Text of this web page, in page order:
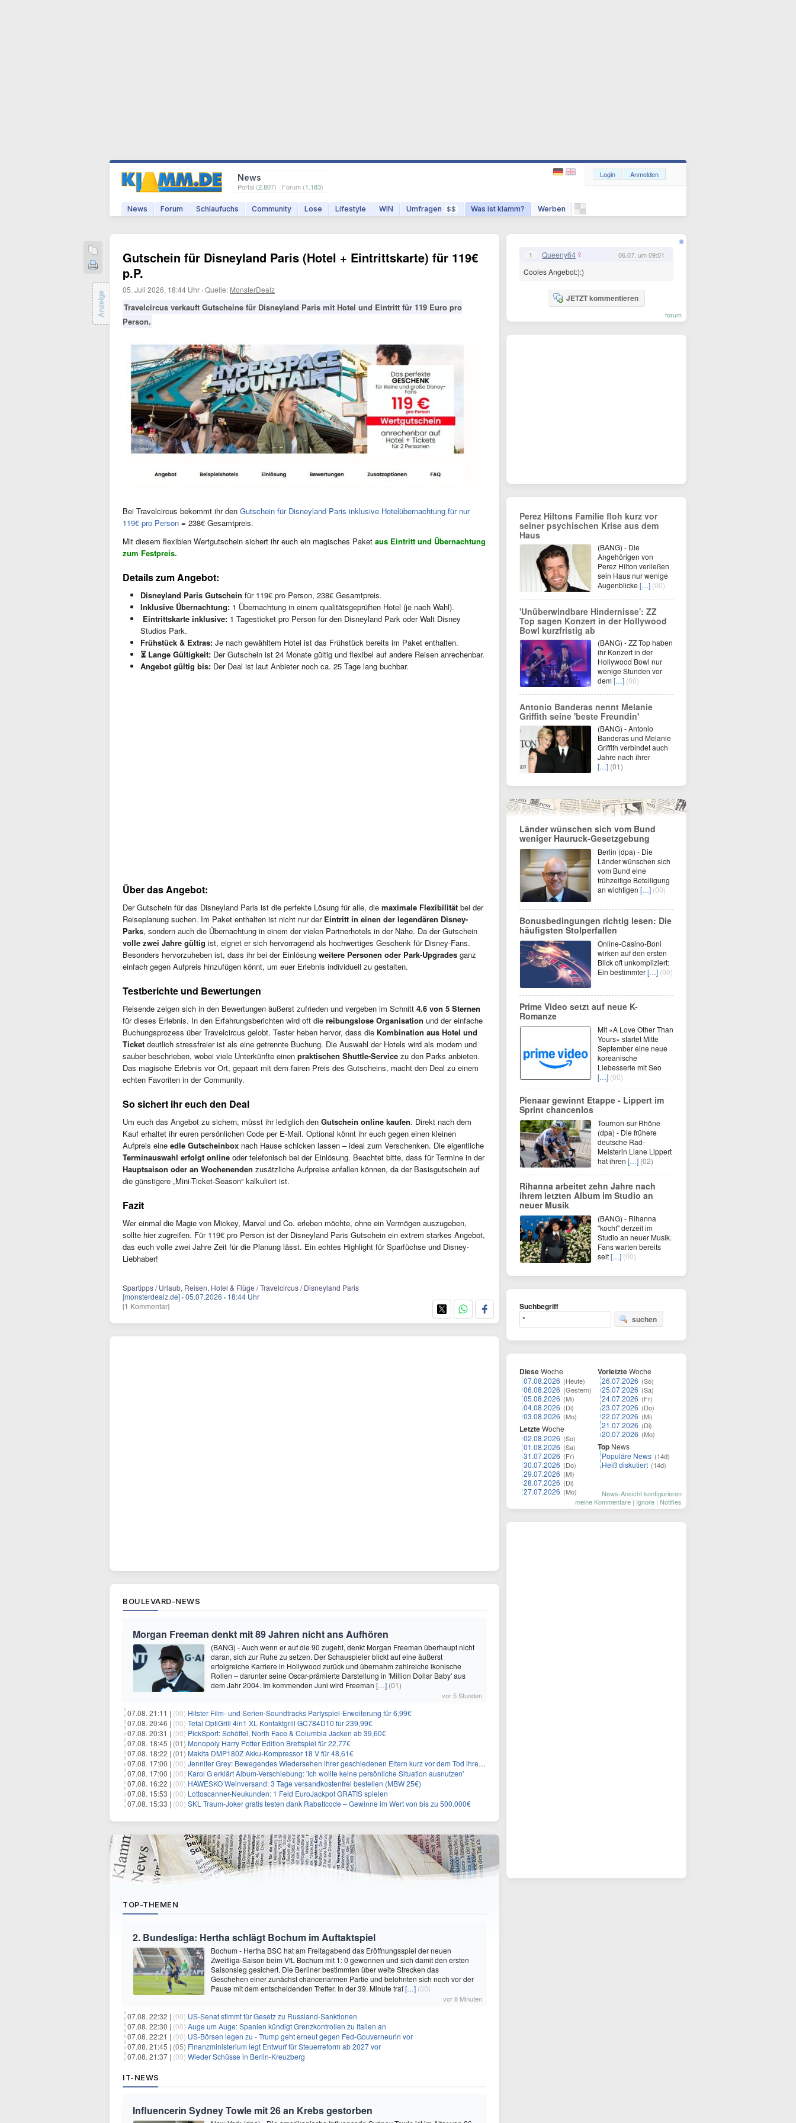
News
Portal (2.807) · Forum (1.183)
News Forum Schlaufuchs Community Lose Lifestyle WIN Umfragen $$ Was ist klamm? Werben
Login Anmelden
Gutschein für Disneyland Paris (Hotel + Eintrittskarte) für 119€
p.P.
05. Juli 2026, 18:44 Uhr ·Quelle: MonsterDealz
Travelcircus verkauft Gutscheine für Disneyland Paris mit Hotel und Eintritt für 119 Euro pro
Person.
Bei Travelcircus bekommt ihr den Gutschein für Disneyland Paris inklusive Hotelübernachtung für nur
119€ pro Person = 238€ Gesamtpreis.
Mit diesem flexiblen Wertgutschein sichert ihr euch ein magisches Paket aus Eintritt und Übernachtung
zum Festpreis.
Details zum Angebot:
Disneyland Paris Gutschein für 119€ pro Person, 238€ Gesamtpreis.
Inklusive Übernachtung: 1 Übernachtung in einem qualitätsgeprüften Hotel (je nach Wahl).
️ Eintrittskarte inklusive: 1 Tagesticket pro Person für den Disneyland Park oder Walt Disney
Studios Park.
Frühstück & Extras: Je nach gewähltem Hotel ist das Frühstück bereits im Paket enthalten.
⏳ Lange Gültigkeit: Der Gutschein ist 24 Monate gültig und flexibel auf andere Reisen anrechenbar.
Angebot gültig bis: Der Deal ist laut Anbieter noch ca. 25 Tage lang buchbar.
Über das Angebot:
Der Gutschein für das Disneyland Paris ist die perfekte Lösung für alle, die maximale Flexibilität bei der
Reiseplanung suchen. Im Paket enthalten ist nicht nur der Eintritt in einen der legendären Disney-
Parks, sondern auch die Übernachtung in einem der vielen Partnerhotels in der Nähe. Da der Gutschein
volle zwei Jahre gültig ist, eignet er sich hervorragend als hochwertiges Geschenk für Disney-Fans.
Besonders hervorzuheben ist, dass ihr bei der Einlösung weitere Personen oder Park-Upgrades ganz
einfach gegen Aufpreis hinzufügen könnt, um euer Erlebnis individuell zu gestalten.
Testberichte und Bewertungen
Reisende zeigen sich in den Bewertungen äußerst zufrieden und vergeben im Schnitt 4.6 von 5 Sternen
für dieses Erlebnis. In den Erfahrungsberichten wird oft die reibungslose Organisation und der einfache
Buchungsprozess über Travelcircus gelobt. Tester heben hervor, dass die Kombination aus Hotel und
Ticket deutlich stressfreier ist als eine getrennte Buchung. Die Auswahl der Hotels wird als modern und
sauber beschrieben, wobei viele Unterkünfte einen praktischen Shuttle-Service zu den Parks anbieten.
Das magische Erlebnis vor Ort, gepaart mit dem fairen Preis des Gutscheins, macht den Deal zu einem
echten Favoriten in der Community.
So sichert ihr euch den Deal
Um euch das Angebot zu sichern, müsst ihr lediglich den Gutschein online kaufen. Direkt nach dem
Kauf erhaltet ihr euren persönlichen Code per E-Mail. Optional könnt ihr euch gegen einen kleinen
Aufpreis eine edle Gutscheinbox nach Hause schicken lassen – ideal zum Verschenken. Die eigentliche
Terminauswahl erfolgt online oder telefonisch bei der Einlösung. Beachtet bitte, dass für Termine in der
Hauptsaison oder an Wochenenden zusätzliche Aufpreise anfallen können, da der Basisgutschein auf
die günstigere „Mini-Ticket-Season“ kalkuliert ist.
Fazit
Wer einmal die Magie von Mickey, Marvel und Co. erleben möchte, ohne ein Vermögen auszugeben,
sollte hier zugreifen. Für 119€ pro Person ist der Disneyland Paris Gutschein ein extrem starkes Angebot,
das euch volle zwei Jahre Zeit für die Planung lässt. Ein echtes Highlight für Sparfüchse und Disney-
Liebhaber!
Spartipps / Urlaub, Reisen, Hotel & Flüge / Travelcircus / Disneyland Paris
[monsterdealz.de] ·05.07.2026 · 18:44 Uhr
[1 Kommentar]
Anzeige
BOULEVARD-NEWS
Morgan Freeman denkt mit 89 Jahren nicht ans Aufhören
(BANG) - Auch wenn er auf die 90 zugeht, denkt Morgan Freeman überhaupt nicht
daran, sich zur Ruhe zu setzen. Der Schauspieler blickt auf eine äußerst
erfolgreiche Karriere in Hollywood zurück und übernahm zahlreiche ikonische
Rollen – darunter seine Oscar-prämierte Darstellung in 'Million Dollar Baby' aus
dem Jahr 2004. Im kommenden Juni wird Freeman […] (01)
vor 5 Stunden
07.08. 21:11 | (00) Hitster Film- und Serien-Soundtracks Partyspiel-Erweiterung für 6,99€
07.08. 20:46 | (00) Tefal OptiGrill 4in1 XL Kontaktgrill GC784D10 für 239,99€
07.08. 20:31 | (00) PickSport: Schöffel, North Face & Columbia Jacken ab 39,60€
07.08. 18:45 | (01) Monopoly Harry Potter Edition Brettspiel für 22,77€
07.08. 18:22 | (01) Makita DMP180Z Akku-Kompressor 18 V für 48,61€
07.08. 17:00 | (00) Jennifer Grey: Bewegendes Wiedersehen ihrer geschiedenen Eltern kurz vor dem Tod ihrer Mutter
07.08. 17:00 | (00) Karol G erklärt Album-Verschiebung: 'Ich wollte keine persönliche Situation ausnutzen'
07.08. 16:22 | (00) HAWESKO Weinversand: 3 Tage versandkostenfrei bestellen (MBW 25€)
07.08. 15:53 | (00) Lottoscanner-Neukunden: 1 Feld EuroJackpot GRATIS spielen
07.08. 15:33 | (00) SKL Traum-Joker gratis testen dank Rabattcode – Gewinne im Wert von bis zu 500.000€
TOP-THEMEN
2. Bundesliga: Hertha schlägt Bochum im Auftaktspiel
Bochum - Hertha BSC hat am Freitagabend das Eröffnungsspiel der neuen
Zweitliga-Saison beim VfL Bochum mit 1: 0 gewonnen und sich damit den ersten
Saisonsieg gesichert. Die Berliner bestimmten über weite Strecken das
Geschehen einer zunächst chancenarmen Partie und belohnten sich noch vor der
Pause mit dem entscheidenden Treffer. In der 39. Minute traf[…] (00)
vor 8 Minuten
07.08. 22:32 | (00) US-Senat stimmt für Gesetz zu Russland-Sanktionen
07.08. 22:30 | (00) Auge um Auge: Spanien kündigt Grenzkontrollen zu Italien an
07.08. 22:21 | (00) US-Börsen legen zu - Trump geht erneut gegen Fed-Gouverneurin vor
07.08. 21:45 | (05) Finanzministerium legt Entwurf für Steuerreform ab 2027 vor
07.08. 21:37 | (00) Wieder Schüsse in Berlin-Kreuzberg
IT-NEWS
Influencerin Sydney Towle mit 26 an Krebs gestorben
1 Queeny64 06.07. um 09:01
Cooles Angebot:):)
JETZT kommentieren
forum
Perez Hiltons Familie floh kurz vor
seiner psychischen Krise aus dem
Haus
(BANG) - Die
Angehörigen von
Perez Hilton verließen
sein Haus nur wenige
Augenblicke […] (00)
'Unüberwindbare Hindernisse': ZZ
Top sagen Konzert in der Hollywood
Bowl kurzfristig ab
(BANG) - ZZ Top haben
ihr Konzert in der
Hollywood Bowl nur
wenige Stunden vor
dem[…] (00)
Antonio Banderas nennt Melanie
Griffith seine 'beste Freundin'
(BANG) - Antonio
Banderas und Melanie
Griffith verbindet auch
Jahre nach ihrer
[…] (01)
Länder wünschen sich vom Bund
weniger Hauruck-Gesetzgebung
Berlin (dpa) - Die
Länder wünschen sich
vom Bund eine
frühzeitige Beteiligung
an wichtigen […] (00)
Bonusbedingungen richtig lesen: Die
häufigsten Stolperfallen
Online-Casino-Boni
wirken auf den ersten
Blick oft unkompliziert:
Ein bestimmter[…] (00)
Prime Video setzt auf neue K-
Romanze
Mit «A Love Other Than
Yours» startet Mitte
September eine neue
koreanische
Liebesserie mit Seo
[…] (00)
Pienaar gewinnt Etappe - Lippert im
Sprint chancenlos
Tournon-sur-Rhône
(dpa) - Die frühere
deutsche Rad-
Meisterin Liane Lippert
hat ihren […] (02)
Rihanna arbeitet zehn Jahre nach
ihrem letzten Album im Studio an
neuer Musik
(BANG) - Rihanna
"kocht" derzeit im
Studio an neuer Musik.
Fans warten bereits
seit[…] (00)
Suchbegriff
suchen
DieseWoche
07.08.2026 (Heute)
06.08.2026 (Gestern)
05.08.2026 (Mi)
04.08.2026 (Di)
03.08.2026 (Mo)
LetzteWoche
02.08.2026 (So)
01.08.2026 (Sa)
31.07.2026 (Fr)
30.07.2026 (Do)
29.07.2026 (Mi)
28.07.2026 (Di)
27.07.2026 (Mo)
VorletzteWoche
26.07.2026 (So)
25.07.2026 (Sa)
24.07.2026 (Fr)
23.07.2026 (Do)
22.07.2026 (Mi)
21.07.2026 (Di)
20.07.2026 (Mo)
Top News
Populäre News (14d)
Heiß diskutiert (14d)
News-Ansicht konfigurieren
meine Kommentare | Ignore | Notifies